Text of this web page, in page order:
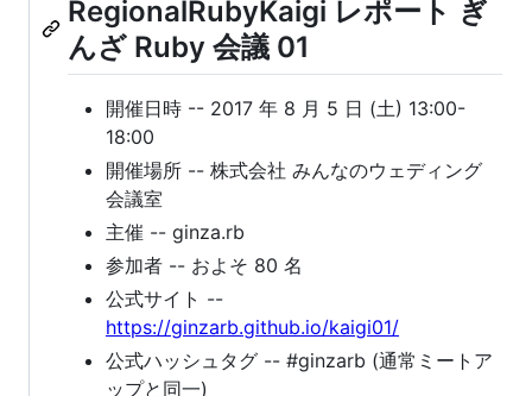
RegionalRubyKaigi レポート ぎ
んざ Ruby 会議 01
開催日時 -- 2017 年 8 月 5 日 (土) 13:00-
18:00
開催場所 -- 株式会社 みんなのウェディング
会議室
主催 -- ginza.rb
参加者 -- およそ 80 名
公式サイト --
https://ginzarb.github.io/kaigi01/
公式ハッシュタグ -- #ginzarb (通常ミートア
ップと同一)